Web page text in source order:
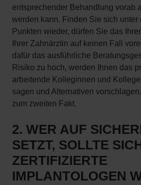
entsprechender Behandlung vorab
werden kann. Finden Sie sich unter
Punkten wieder, dürfen Sie das
Ihrer Zahnärztin auf keinen Fall
dafür das ausführliche
Risiko zu hoch, werden Ihnen das
arbeitende Kolleginnen und
sagen und Alternativen
zum zweiten Fakt.
2. WER AUF
SETZT, SOLLTE
ZERTIFIZIERTE
IMPLANTOLOGEN